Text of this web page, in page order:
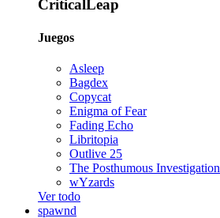
CriticalLeap
Juegos
Asleep
Bagdex
Copycat
Enigma of Fear
Fading Echo
Libritopia
Outlive 25
The Posthumous Investigation
wYzards
Ver todo
spawnd